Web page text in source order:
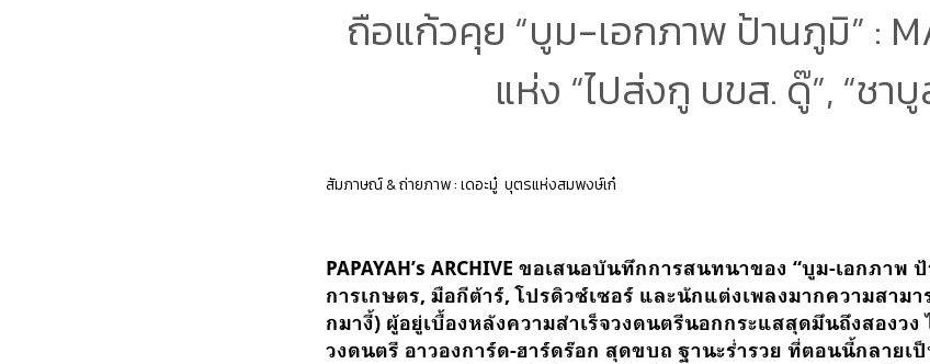
ถือแก้วคุย “บูม-เอกภาพ ป้านภูมิ” :
แห่ง “ไปส่งกู บขส. ดู๊”, “ชา
สัมภาษณ์ & ถ่ายภาพ : เดอะมู๋ บุตรแห่งสมพงษ์เก๋
PAPAYAH’s ARCHIVE ขอเสนอบันทึกการสนทนาของ “บูม-เอกภาพ
การเกษตร, มือกีต้าร์, โปรดิวซ์เซอร์ และนักแต่งเพลงมากความสามา
กมางี้) ผู้อยู่เบื้องหลังความสำเร็จวงดนตรีนอกกระแสสุดมึนถึงสองวง
วงดนตรี อาวองการ์ด-ฮาร์ดร๊อก สุดขบถ ฐานะร่ำรวย ที่ตอนนี้กลายเ